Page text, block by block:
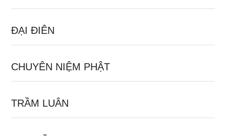
ĐẠI ĐIÊN
CHUYÊN NIỆM PHẬT
TRẦM LUÂN